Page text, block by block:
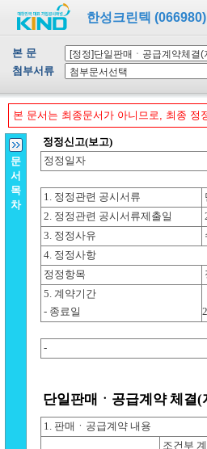
한성크린텍 (066980)
본 문
첨부서류
본 문서는 최종문서가 아니므로, 최종 정
문
서
목
차